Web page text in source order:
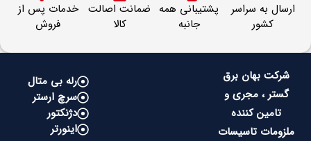
ارسال به سراسر
کشور
پشتیبانی همه
جانبه
ضمانت اصالت
کالا
خدمات پس از
فروش
شرکت بهان برق
گستر ، مجری و
تامین کننده
ملزومات تاسیسات
رله بی متال
سرچ ارستر
دژنکتور
اینورتر